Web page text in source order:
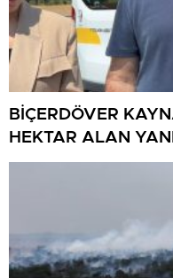
BİÇERDÖVER
HEKTAR ALAN